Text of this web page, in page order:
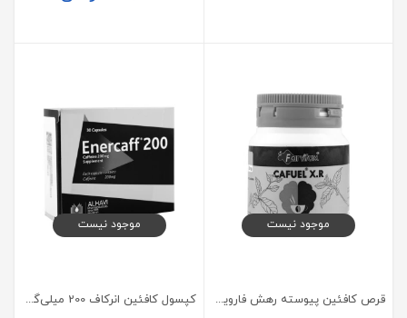
موجود نیست
قرص کافئین پیوسته رهش فارویتام ایکس آر
موجود نیست
کپسول کافئین انرکاف 200 میلی‌گرم الحاوی